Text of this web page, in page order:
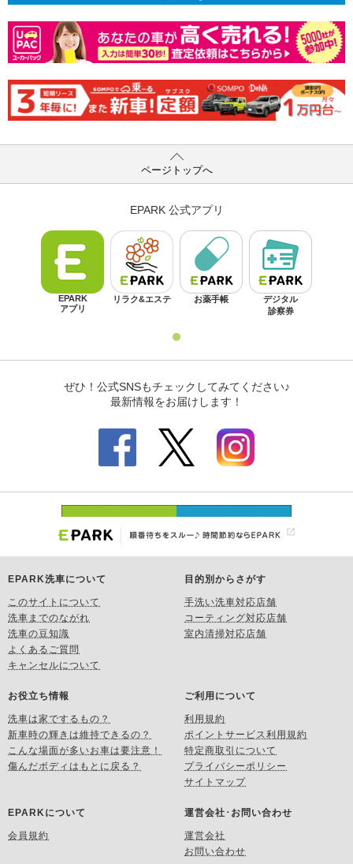
ページトップへ
EPARK洗車について
このサイトについて
洗車までのながれ
洗車の豆知識
よくあるご質問
キャンセルについて
目的別からさがす
手洗い洗車対応店舗
コーティング対応店舗
室内清掃対応店舗
お役立ち情報
洗車は家でするもの？
新車時の輝きは維持できるの？
こんな場面が多いお車は要注意！
傷んだボディはもとに戻る？
ご利用について
利用規約
ポイントサービス利用規約
特定商取引について
プライバシーポリシー
サイトマップ
EPARKについて
会員規約
運営会社･お問い合わせ
運営会社
お問い合わせ